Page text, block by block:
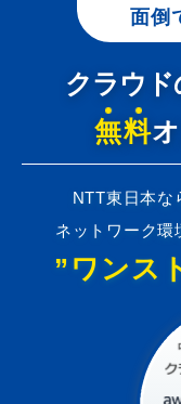
面倒
クラウド
無料
NTT東日本な
ネットワーク環
”ワンス